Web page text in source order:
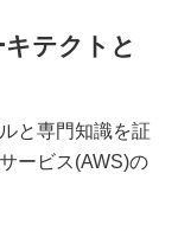
テクトと
と専門知識を証
ービス(AWS)の